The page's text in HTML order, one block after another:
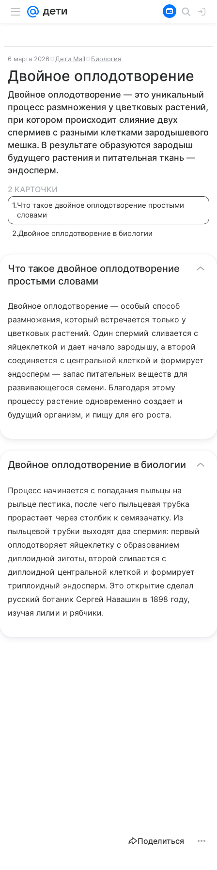
6 марта 2026 Дети Mail Биология
Двойное оплодотворение
Двойное оплодотворение — это уникальный
процесс размножения у цветковых растений,
при котором происходит слияние двух
спермиев с разными клетками зародышевого
мешка. В результате образуются зародыш
будущего растения и питательная ткань —
эндосперм.
2 КАРТОЧКИ
1.Что такое двойное оплодотворение простыми
словами
2.Двойное оплодотворение в биологии
Что такое двойное оплодотворение
простыми словами
Двойное оплодотворение — особый способ
размножения, который встречается только у
цветковых растений. Один спермий сливается с
яйцеклеткой и дает начало зародышу, а второй
соединяется с центральной клеткой и формирует
эндосперм — запас питательных веществ для
развивающегося семени. Благодаря этому
процессу растение одновременно создает и
будущий организм, и пищу для его роста.
Двойное оплодотворение в биологии
Процесс начинается с попадания пыльцы на
рыльце пестика, после чего пыльцевая трубка
прорастает через столбик к семязачатку. Из
пыльцевой трубки выходят два спермия: первый
оплодотворяет яйцеклетку с образованием
диплоидной зиготы, второй сливается с
диплоидной центральной клеткой и формирует
триплоидный эндосперм. Это открытие сделал
русский ботаник Сергей Навашин в 1898 году,
изучая лилии и рябчики.
Поделиться